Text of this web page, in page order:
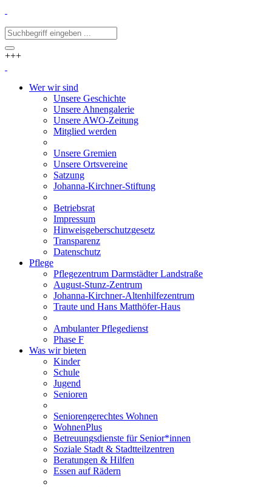
+++
Wer wir sind
Unsere Geschichte
Unsere Ahnengalerie
Unsere AWO-Zeitung
Mitglied werden
Unsere Gremien
Unsere Ortsvereine
Satzung
Johanna-Kirchner-Stiftung
Betriebsrat
Impressum
Hinweisgeberschutzgesetz
Transparenz
Datenschutz
Pflege
Pflegezentrum Darmstädter Landstraße
August-Stunz-Zentrum
Johanna-Kirchner-Altenhilfezentrum
Traute und Hans Matthöfer-Haus
Ambulanter Pflegedienst
Phase F
Was wir bieten
Kinder
Schule
Jugend
Senioren
Seniorengerechtes Wohnen
WohnenPlus
Betreuungsdienste für Senior*innen
Soziale Stadt & Stadtteilzentren
Beratungen & Hilfen
Essen auf Rädern